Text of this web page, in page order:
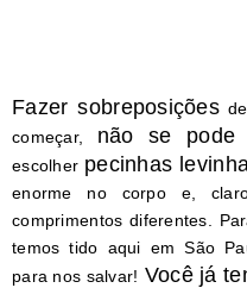
Fazer sobreposições
começar, não se pode
escolher pecinhas
enorme no corpo e,
comprimentos diferentes.
temos tido aqui em São
para nos salvar! Você já